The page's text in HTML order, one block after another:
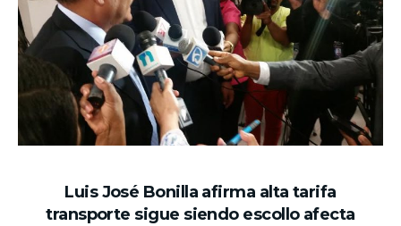
Luis José Bonilla afirma alta tarifa
transporte sigue siendo escollo afecta